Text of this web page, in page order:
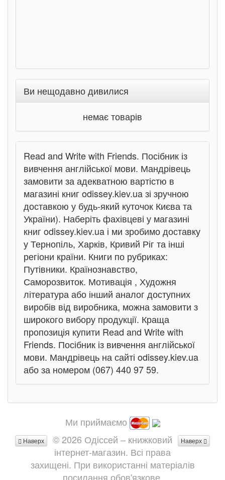
Ви нещодавно дивилися
немає товарів
Read and Write with Friends. Посібник із
вивчення англійської мови. Мандрівець
замовити за адекватною вартістю в
магазині книг odissey.kiev.ua зі зручною
доставкою у будь-який куточок Києва та
України). Наберіть фахівцеві у магазині
книг odissey.kiev.ua і ми зробимо доставку
у Тернопіль, Харків, Кривий Ріг та інші
регіони країни. Книги по рубриках:
Путівники. Країнознавство,
Саморозвиток. Мотивація , Художня
література або інший аналог доступних
виробів від виробника, можна замовити з
широкого вибору продукції. Краща
пропозиція купити Read and Write with
Friends. Посібник із вивчення англійської
мови. Мандрівець на сайті odissey.kiev.ua
або за номером (067) 440 97 59.
Ми приймаємо
Наверх
Наверх
© 2026 Одіссей – книжковий
інтернет-магазин. Всі права
захищені. При використанні матеріалів
посилання обов'язкове.